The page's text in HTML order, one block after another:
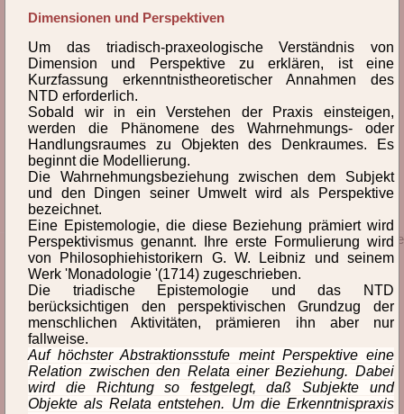
Par
Per Phä Pha
Pro
Pun
performative Praxis
permanente Probleme
Person
Persönlichkeit
Perspektive
Perspektivismus
Dimensionen und Perspektiven
Um das triadisch-praxeologische Verständnis von
Dimension und Perspektive zu erklären, ist eine
Kurzfassung erkenntnistheoretischer Annahmen des
NTD erforderlich.
Sobald wir in ein Verstehen der Praxis einsteigen,
werden die Phänomene des Wahrnehmungs- oder
Handlungsraumes zu Objekten des Denkraumes. Es
beginnt die Modellierung.
Die Wahrnehmungsbeziehung zwischen dem Subjekt
und den Dingen seiner Umwelt wird als Perspektive
bezeichnet.
Eine Epistemologie, die diese Beziehung prämiert wird
Perspektivismus genannt. Ihre erste Formulierung wird
von Philosophiehistorikern G. W. Leibniz und seinem
Werk 'Monadologie '(1714) zugeschrieben.
Die triadische Epistemologie und das NTD
berücksichtigen den perspektivischen Grundzug der
menschlichen Aktivitäten, prämieren ihn aber nur
fallweise.
Auf höchster Abstraktionsstufe meint Perspektive eine
Relation zwischen den Relata einer Beziehung. Dabei
wird die Richtung so festgelegt, daß Subjekte und
Objekte als Relata entstehen. Um die Erkenntnispraxis
© 2026 Prof. Dr. phil. habil. Michael Giesecke